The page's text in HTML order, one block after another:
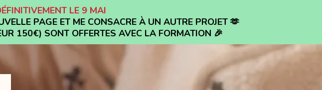
LE 9 MAI
PAGE ET ME CONSACRE À UN AUTRE PROJET 🫶
150€) SONT OFFERTES AVEC LA FORMATION 🎉